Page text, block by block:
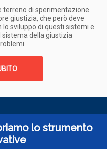
terreno di sperimentazione
giustizia, che però deve
lo sviluppo di questi sistemi e
della giustizia
lo strumento